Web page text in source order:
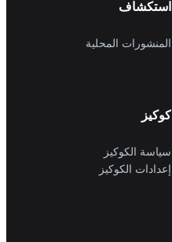
استكشاف
المنشورات المحلية
كوكيز
سياسة الكوكيز
إعدادات الكوكيز